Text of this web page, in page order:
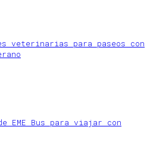
veterinarias para paseos con
EME Bus para viajar con